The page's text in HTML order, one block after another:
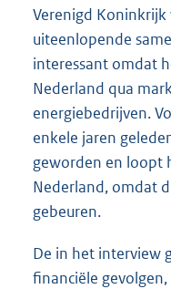
Verenigd
uiteenlopende
interessant omdat
Nederland qua
energiebedrijven.
enkele jaren
geworden en loopt
Nederland, omdat
gebeuren.
De in het interview
financiële